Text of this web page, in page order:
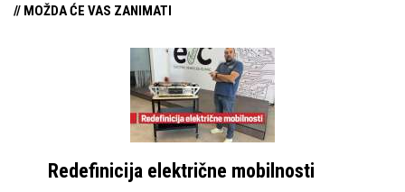
// MOŽDA ĆE VAS ZANIMATI
Redefinicija električne mobilnosti